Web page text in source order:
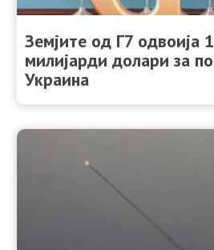
Земјите од Г7 одвоија
милијарди долари за
Украина